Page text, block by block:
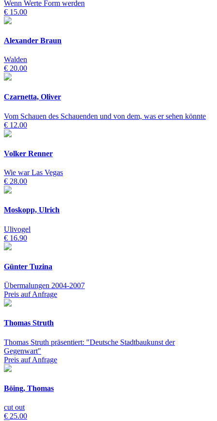
Wenn Werte Form werden
€ 15.00
Alexander Braun
Walden
€ 20.00
Czarnetta, Oliver
Vom Schauen des Schauenden und von dem, was er sehen könnte
€ 12.00
Volker Renner
Wie war Las Vegas
€ 28.00
Moskopp, Ulrich
Ulivogel
€ 16.90
Günter Tuzina
Übermalungen 2004-2007
Preis auf Anfrage
Thomas Struth
Thomas Struth präsentiert: "Deutsche Stadtbaukunst der
Gegenwart"
Preis auf Anfrage
Böing, Thomas
cut out
€ 25.00